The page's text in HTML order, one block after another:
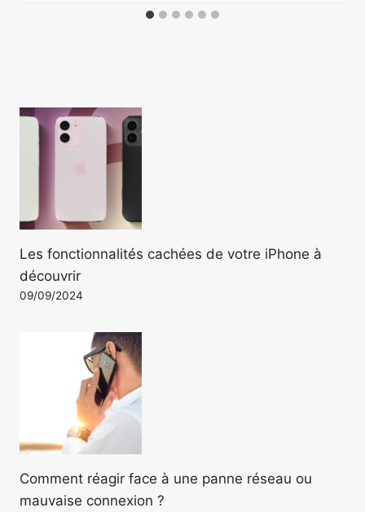
Les fonctionnalités cachées de votre iPhone à
découvrir
09/09/2024
Comment réagir face à une panne réseau ou
mauvaise connexion ?